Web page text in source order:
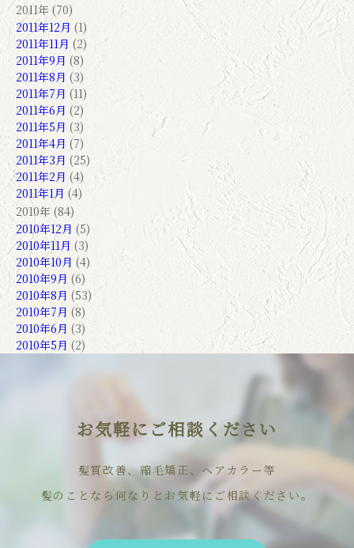
2011年 (70)
2011年12月 (1)
2011年11月 (2)
2011年9月 (8)
2011年8月 (3)
2011年7月 (11)
2011年6月 (2)
2011年5月 (3)
2011年4月 (7)
2011年3月 (25)
2011年2月 (4)
2011年1月 (4)
2010年 (84)
2010年12月 (5)
2010年11月 (3)
2010年10月 (4)
2010年9月 (6)
2010年8月 (53)
2010年7月 (8)
2010年6月 (3)
2010年5月 (2)
お気軽にご相談ください
髪質改善、縮毛矯正、ヘアカラー等
髪のことなら何なりとお気軽にご相談ください。